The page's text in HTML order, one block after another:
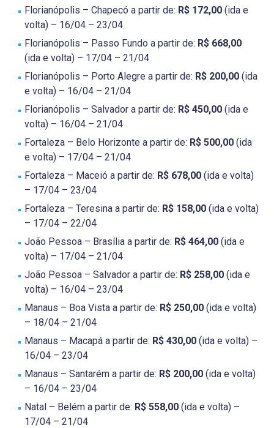
Florianópolis – Chapecó a partir de: R$ 172,00 (ida e
volta) – 16/04 – 23/04
Florianópolis – Passo Fundo a partir de: R$ 668,00
(ida e volta) – 17/04 – 21/04
Florianópolis – Porto Alegre a partir de: R$ 200,00 (ida
e volta) – 16/04 – 21/04
Florianópolis – Salvador a partir de: R$ 450,00 (ida e
volta) – 16/04 – 21/04
Fortaleza – Belo Horizonte a partir de: R$ 500,00 (ida
e volta) – 17/04 – 21/04
Fortaleza – Maceió a partir de: R$ 678,00 (ida e volta)
– 17/04 – 23/04
Fortaleza – Teresina a partir de: R$ 158,00 (ida e volta)
– 17/04 – 22/04
João Pessoa – Brasília a partir de: R$ 464,00 (ida e
volta) – 17/04 – 21/04
João Pessoa – Salvador a partir de: R$ 258,00 (ida e
volta) – 16/04 – 23/04
Manaus – Boa Vista a partir de: R$ 250,00 (ida e volta)
– 18/04 – 21/04
Manaus – Macapá a partir de: R$ 430,00 (ida e volta) –
16/04 – 23/04
Manaus – Santarém a partir de: R$ 200,00 (ida e volta)
– 16/04 – 23/04
Natal – Belém a partir de: R$ 558,00 (ida e volta) –
17/04 – 21/04